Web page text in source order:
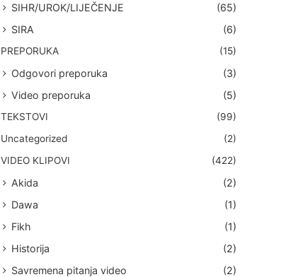
SIHR/UROK/LIJEČENJE
(65)
SIRA
(6)
PREPORUKA (15)
Odgovori preporuka
(3)
Video preporuka
(5)
TEKSTOVI
(99)
Uncategorized
(2)
VIDEO KLIPOVI
(422)
Akida
(2)
Dawa
(1)
Fikh
(1)
Historija
(2)
Savremena pitanja video
(2)